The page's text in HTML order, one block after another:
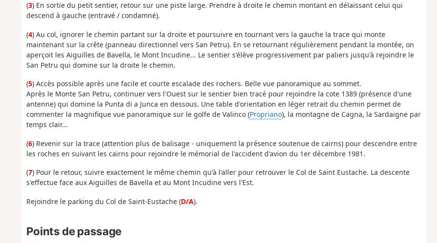
(3) En sortie du petit sentier, retour sur une piste large. Prendre à droite le chemin montant en délaissant celui qui
descend à gauche (entravé / condamné).
(4) Au col, ignorer le chemin partant sur la droite et poursuivre en tournant vers la gauche la trace qui monte
maintenant sur la crête (panneau directionnel vers San Petru). En se retournant régulièrement pendant la montée, on
aperçoit les Aiguilles de Bavella, le Mont Incudine... Le sentier s'élève progressivement par paliers jusqu'à rejoindre le
San Petru qui domine sur la droite le chemin.
(5) Accès possible après une facile et courte escalade des rochers. Belle vue panoramique au sommet.
Après le Monte San Petru, continuer vers l'Ouest sur le sentier bien tracé pour rejoindre la cote 1389 (présence d'une
antenne) qui domine la Punta di a Junca en dessous. Une table d'orientation en léger retrait du chemin permet de
commenter la magnifique vue panoramique sur le golfe de Valinco (Propriano), la montagne de Cagna, la Sardaigne par
temps clair...
(6) Revenir sur la trace (attention plus de balisage - uniquement la présence soutenue de cairns) pour descendre entre
les roches en suivant les cairns pour rejoindre le mémorial de l'accident d'avion du 1er décembre 1981.
(7) Pour le retour, suivre exactement le même chemin qu'à l'aller pour retrouver le Col de Saint Eustache. La descente
s'effectue face aux Aiguilles de Bavella et au Mont Incudine vers l'Est.
Rejoindre le parking du Col de Saint-Eustache (D/A).
Points de passage